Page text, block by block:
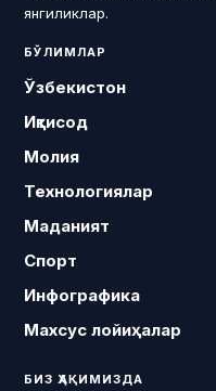
янгиликлар.
БЎЛИМЛАР
Ўзбекистон
Иқтисод
Молия
Технологиялар
Маданият
Спорт
Инфографика
Махсус лойиҳалар
БИЗ ҲАҚИМИЗДА